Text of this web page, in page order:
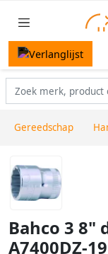
Gereedschap
Bahco 3 8"
A7400DZ-